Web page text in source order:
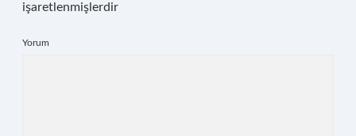
işaretlenmişlerdir
Yorum